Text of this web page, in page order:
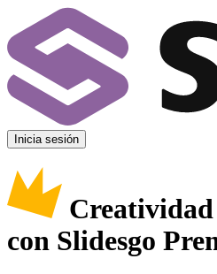
Inicia sesión
con Slidesgo